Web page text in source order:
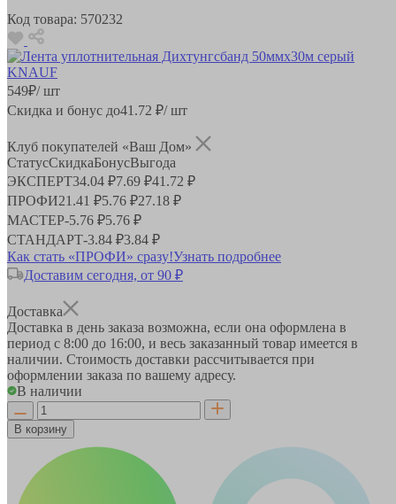
Код товара: 570232
549₽/ шт
Скидка и бонус до41.72 ₽/ шт
Клуб покупателей «Ваш Дом»
СтатусСкидкаБонусВыгода
ЭКСПЕРТ34.04 ₽7.69 ₽41.72 ₽
ПРОФИ21.41 ₽5.76 ₽27.18 ₽
МАСТЕР-5.76 ₽5.76 ₽
СТАНДАРТ-3.84 ₽3.84 ₽
Как стать «ПРОФИ» сразу!Узнать подробнее
Доставим сегодня, от 90 ₽
Доставка
Доставка в день заказа возможна, если она оформлена в
период с 8:00 до 16:00, и весь заказанный товар имеется в
наличии. Стоимость доставки рассчитывается при
оформлении заказа по вашему адресу.
В наличии
В корзину